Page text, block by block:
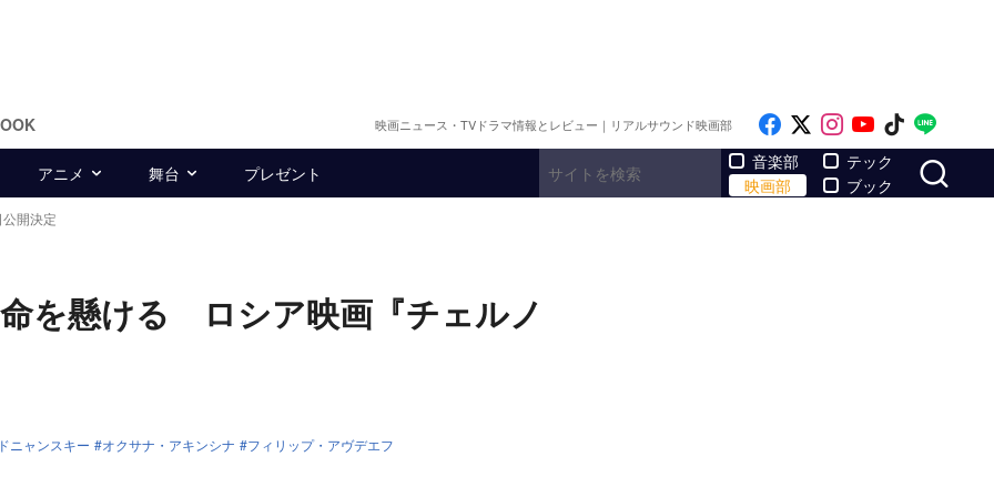
映画ニュース・TVドラマ情報とレビュー｜リアルサウンド映画部 Like on Facebook
Follow on x
Follow on
Follow on
Follow
アニメ 舞台 プレゼント
音楽部
映画部
テック
ブック
開決定
を懸ける ロシア映画『チェルノ
ニャンスキー オクサナ・アキンシナ フィリップ・アヴデエフ